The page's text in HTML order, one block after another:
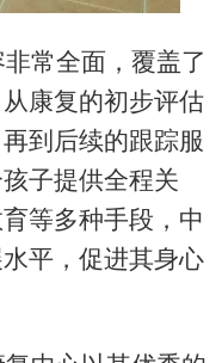
常全面，覆盖了
康复的初步评估
到后续的跟踪服
子提供全程关
等多种手段，中
平，促进其身心